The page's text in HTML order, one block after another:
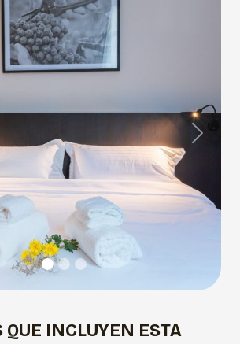
Next
QUE INCLUYEN ESTA